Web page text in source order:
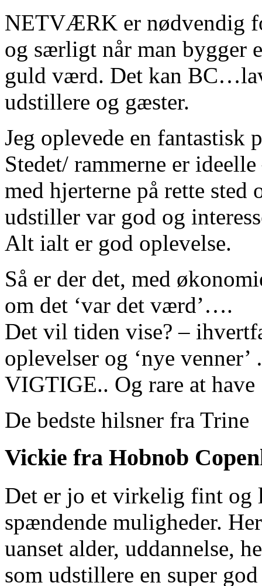
NETVÆRK er nødvendig
og særligt når man bygger
guld værd. Det kan
udstillere og gæster.
Jeg oplevede en fantastisk
Stedet/ rammerne er
med hjerterne på rette sted
udstiller var god og
Alt ialt er god oplevelse.
Så er der det, med
om det ‘var det værd’….
Det vil tiden vise? –
oplevelser og ‘nye
VIGTIGE.. Og rare at have
De bedste hilsner fra Trine
Vickie fra Hobnob
Det er jo et virkelig fint og
spændende muligheder.
uanset alder, uddannelse,
som udstillere en super